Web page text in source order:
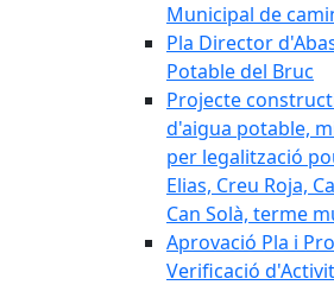
Municipal de
Pla Director
Potable del Bruc
Projecte
d'aigua potable,
per legalització
Elias, Creu Roja,
Can Solà, terme
Aprovació Pla i
Verificació